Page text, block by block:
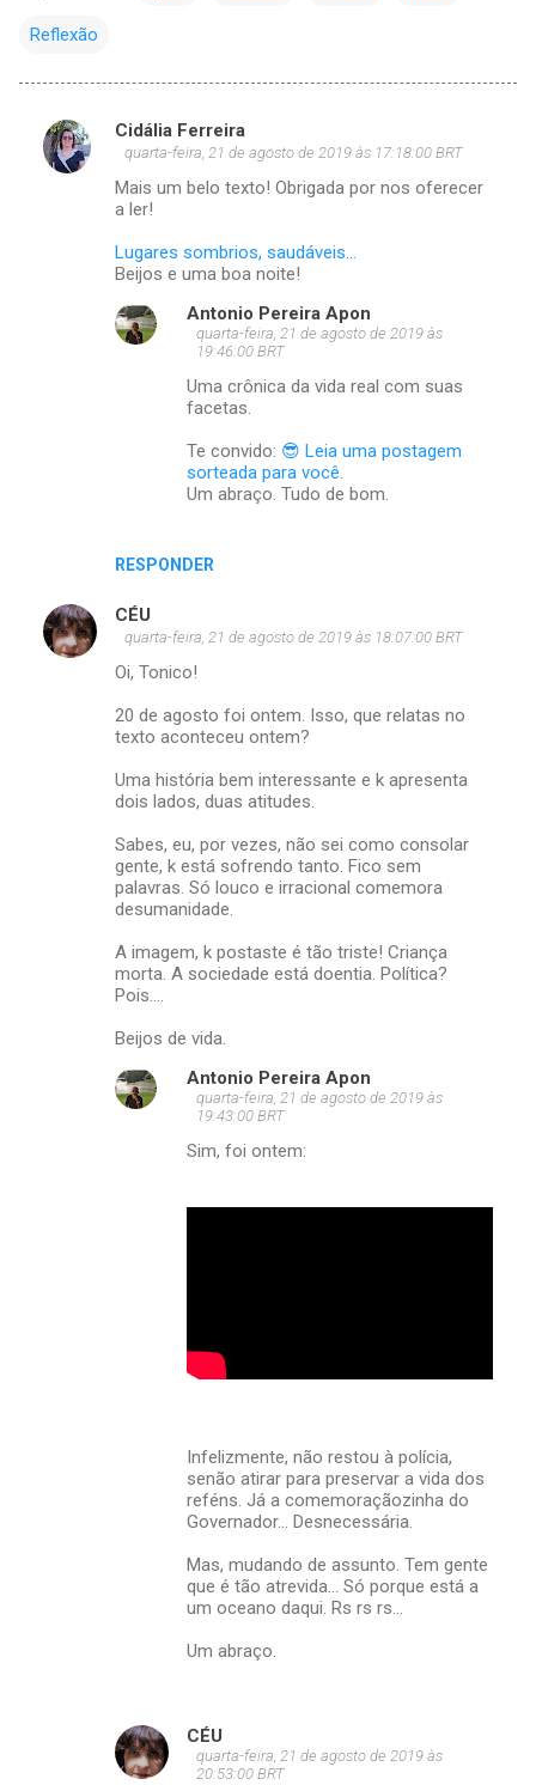
Reflexão
C
o
Cidália Ferreira
quarta-feira, 21 de agosto de 2019 às 17:18:00 BRT
Mais um belo texto! Obrigada por nos oferecer
a ler!
Lugares sombrios, saudáveis...
Beijos e uma boa noite!
RESPONDER
Antonio Pereira Apon
quarta-feira, 21 de agosto de 2019 às
19:46:00 BRT
Uma crônica da vida real com suas
facetas.
Te convido: 😎 Leia uma postagem
sorteada para você.
Um abraço. Tudo de bom.
CÉU
quarta-feira, 21 de agosto de 2019 às 18:07:00 BRT
Oi, Tonico!
20 de agosto foi ontem. Isso, que relatas no
texto aconteceu ontem?
Uma história bem interessante e k apresenta
dois lados, duas atitudes.
Sabes, eu, por vezes, não sei como consolar
gente, k está sofrendo tanto. Fico sem
palavras. Só louco e irracional comemora
desumanidade.
A imagem, k postaste é tão triste! Criança
morta. A sociedade está doentia. Política?
Pois….
Beijos de vida.
Antonio Pereira Apon
quarta-feira, 21 de agosto de 2019 às
19:43:00 BRT
Sim, foi ontem:
Infelizmente, não restou à polícia,
senão atirar para preservar a vida dos
reféns. Já a comemoraçãozinha do
Governador... Desnecessária.
Mas, mudando de assunto. Tem gente
que é tão atrevida... Só porque está a
um oceano daqui. Rs rs rs...
Um abraço.
CÉU
quarta-feira, 21 de agosto de 2019 às
20:53:00 BRT